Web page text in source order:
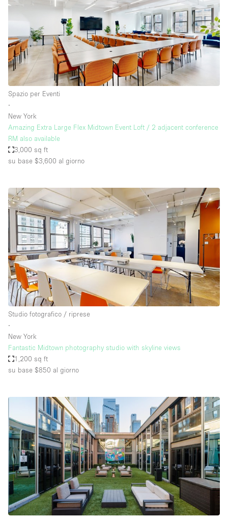
Spazio per Eventi
∙
New York
Amazing Extra Large Flex Midtown Event Loft / 2 adjacent conference
RM also available
3,000 sq ft
su base $3,600 al giorno
Studio fotografico / riprese
∙
New York
Fantastic Midtown photography studio with skyline views
1,200 sq ft
su base $850 al giorno